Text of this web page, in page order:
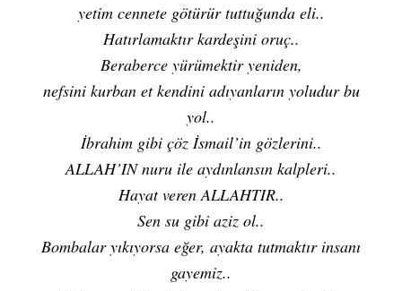
yetim cennete götürür tuttuğunda eli..
Hatırlamaktır kardeşini oruç..
Beraberce yürümektir yeniden,
nefsini kurban et kendini adıyanların yoludur bu
yol..
İbrahim gibi çöz İsmail’in gözlerini..
ALLAH’IN nuru ile aydınlansın kalpleri..
Hayat veren ALLAHTIR..
Sen su gibi aziz ol..
Bombalar yıkıyorsa eğer, ayakta tutmaktır insanı
gayemiz..